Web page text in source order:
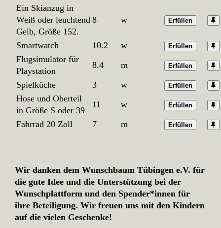
Ein Skianzug in
Weiß oder leuchtend
Gelb, Größe 152.
8 w Erfüllen
Smartwatch 10.2 w Erfüllen
Flugsimulator für
Playstation
8.4 m Erfüllen
Spielküche 3 w Erfüllen
Hose und Oberteil
in Größe S oder 39
11 w Erfüllen
Fahrrad 20 Zoll 7 m Erfüllen
Wir danken dem Wunschbaum Tübingen e.V. für
die gute Idee und die Unterstützung bei der
Wunschplattform und den Spender*innen für
ihre Beteiligung. Wir freuen uns mit den Kindern
auf die vielen Geschenke!